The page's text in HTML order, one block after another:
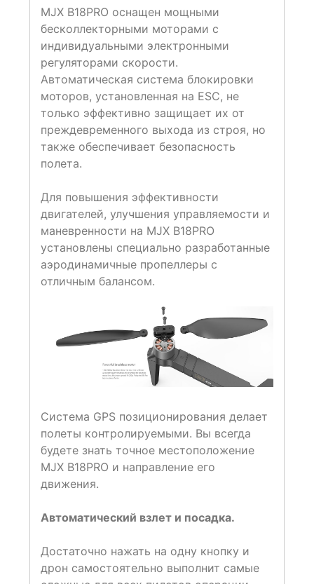
MJX B18PRO оснащен мощными
бесколлекторными моторами с
индивидуальными электронными
регуляторами скорости.
Автоматическая система блокировки
моторов, установленная на ESC, не
только эффективно защищает их от
преждевременного выхода из строя, но
также обеспечивает безопасность
полета.
Для повышения эффективности
двигателей, улучшения управляемости и
маневренности на MJX B18PRO
установлены специально разработанные
аэродинамичные пропеллеры с
отличным балансом.
Система GPS позиционирования делает
полеты контролируемыми. Вы всегда
будете знать точное местоположение
MJX B18PRO и направление его
движения.
Автоматический взлет и посадка.
Достаточно нажать на одну кнопку и
дрон самостоятельно выполнит самые